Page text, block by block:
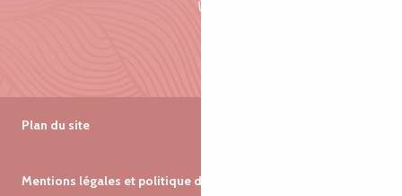
Plan du site
Mentions légales et politique de confidentialité